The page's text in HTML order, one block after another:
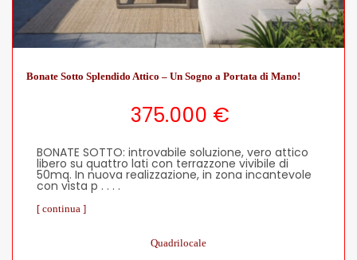
Bonate Sotto Splendido Attico – Un Sogno a Portata di Mano!
375.000 €
BONATE SOTTO: introvabile soluzione, vero attico
libero su quattro lati con terrazzone vivibile di
50mq. In nuova realizzazione, in zona incantevole
con vista p . . . .
[ continua ]
Quadrilocale